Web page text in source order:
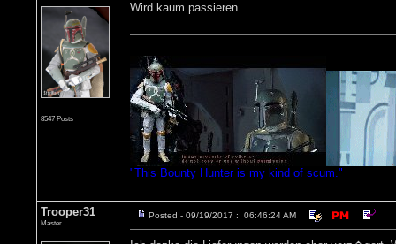
8547 Posts
Wird kaum passieren.
"This Bounty Hunter is my kind of scum."
Trooper31
Master
Posted - 09/19/2017 : 06:46:24 AM